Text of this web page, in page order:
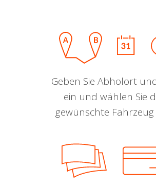
Geben Sie Abholort
ein und wählen Sie
gewünschte Fahrzeug